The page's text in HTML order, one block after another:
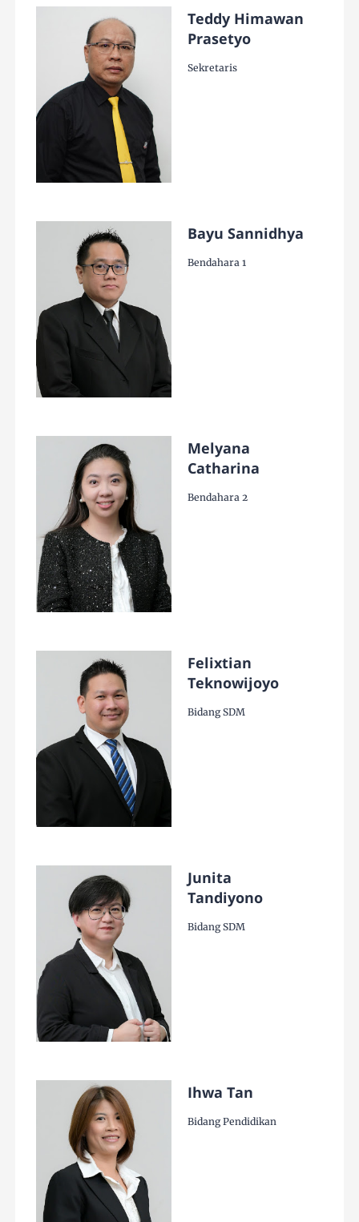
Teddy Himawan
Prasetyo
Sekretaris
Bayu Sannidhya
Bendahara 1
Melyana
Catharina
Bendahara 2
Felixtian
Teknowijoyo
Bidang SDM
Junita
Tandiyono
Bidang SDM
Ihwa Tan
Bidang Pendidikan